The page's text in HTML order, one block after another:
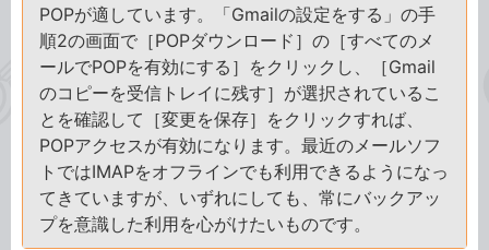
POPが適しています。「Gmailの設定をする」の手
順2の画面で［POPダウンロード］の［すべてのメ
ールでPOPを有効にする］をクリックし、［Gmail
のコピーを受信トレイに残す］が選択されているこ
とを確認して［変更を保存］をクリックすれば、
POPアクセスが有効になります。最近のメールソフ
トではIMAPをオフラインでも利用できるようになっ
てきていますが、いずれにしても、常にバックアッ
プを意識した利用を心がけたいものです。